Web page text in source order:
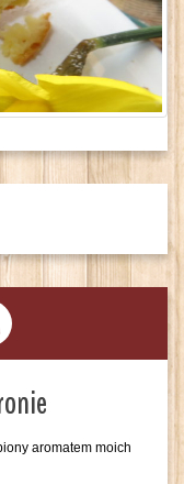
aromatem moich